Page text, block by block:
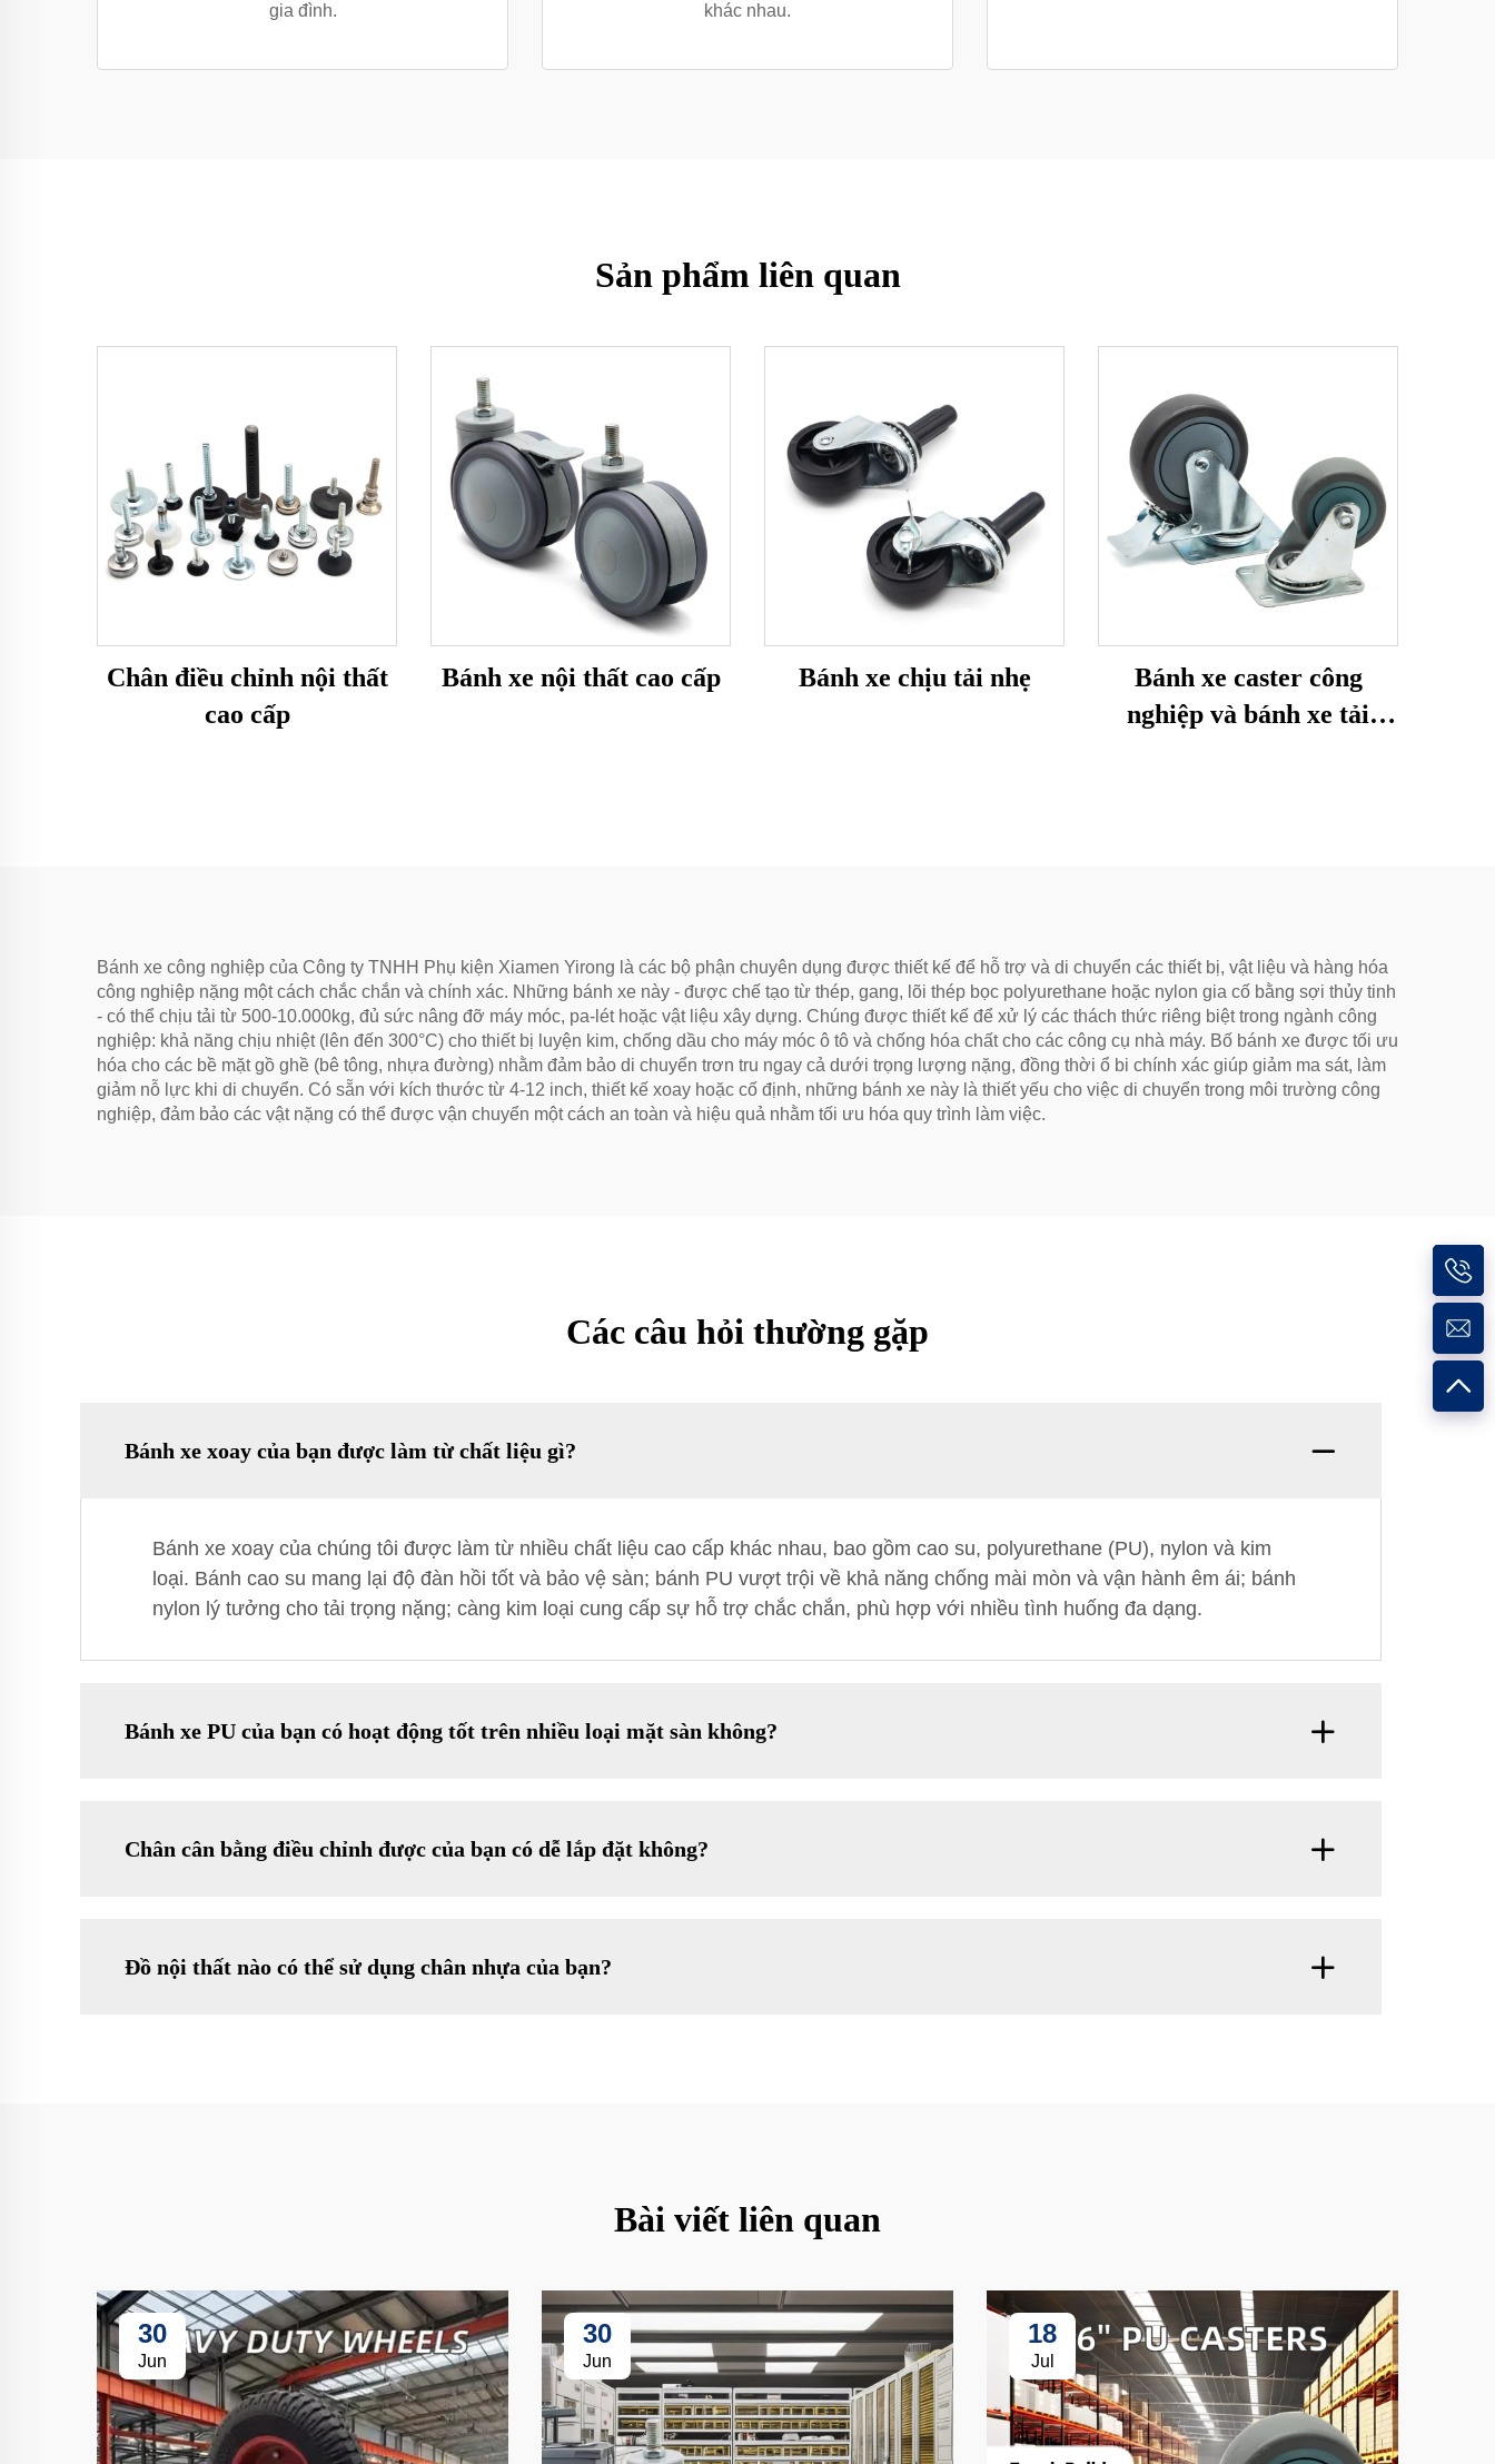
gia đình.
khác nhau.
Sản phẩm liên quan
Chân điều chỉnh nội thất
cao cấp
Bánh xe nội thất cao cấp Bánh xe chịu tải nhẹ
Bánh xe caster công
nghiệp và bánh xe tải
Bánh xe công nghiệp của Công ty TNHH Phụ kiện Xiamen Yirong là các bộ phận chuyên dụng được thiết kế để hỗ trợ và di chuyển các thiết bị, vật liệu và hàng hóa
công nghiệp nặng một cách chắc chắn và chính xác. Những bánh xe này - được chế tạo từ thép, gang, lõi thép bọc polyurethane hoặc nylon gia cố bằng sợi thủy tinh
- có thể chịu tải từ 500-10.000kg, đủ sức nâng đỡ máy móc, pa-lét hoặc vật liệu xây dựng. Chúng được thiết kế để xử lý các thách thức riêng biệt trong ngành công
nghiệp: khả năng chịu nhiệt (lên đến 300°C) cho thiết bị luyện kim, chống dầu cho máy móc ô tô và chống hóa chất cho các công cụ nhà máy. Bố bánh xe được tối ưu
hóa cho các bề mặt gồ ghề (bê tông, nhựa đường) nhằm đảm bảo di chuyển trơn tru ngay cả dưới trọng lượng nặng, đồng thời ổ bi chính xác giúp giảm ma sát, làm
giảm nỗ lực khi di chuyển. Có sẵn với kích thước từ 4-12 inch, thiết kế xoay hoặc cố định, những bánh xe này là thiết yếu cho việc di chuyển trong môi trường công
nghiệp, đảm bảo các vật nặng có thể được vận chuyển một cách an toàn và hiệu quả nhằm tối ưu hóa quy trình làm việc.
Các câu hỏi thường gặp
Bánh xe xoay của bạn được làm từ chất liệu gì?
Bánh xe xoay của chúng tôi được làm từ nhiều chất liệu cao cấp khác nhau, bao gồm cao su, polyurethane (PU), nylon và kim
loại. Bánh cao su mang lại độ đàn hồi tốt và bảo vệ sàn; bánh PU vượt trội về khả năng chống mài mòn và vận hành êm ái; bánh
nylon lý tưởng cho tải trọng nặng; càng kim loại cung cấp sự hỗ trợ chắc chắn, phù hợp với nhiều tình huống đa dạng.
Bánh xe PU của bạn có hoạt động tốt trên nhiều loại mặt sàn không?
Chân cân bằng điều chỉnh được của bạn có dễ lắp đặt không?
Đồ nội thất nào có thể sử dụng chân nhựa của bạn?
Bài viết liên quan
30
Jun
30
Jun
18
Jul